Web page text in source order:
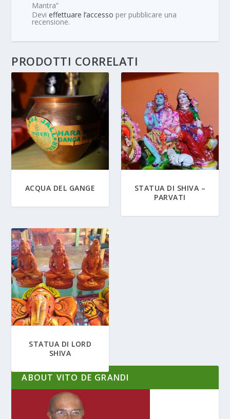
Mantra”
Devieffettuare l’accesso per pubblicare una
recensione.
PRODOTTI CORRELATI
ACQUA DEL GANGE
STATUA DI SHIVA –
PARVATI
STATUA DI LORD
SHIVA
ABOUT VITO DE GRANDI